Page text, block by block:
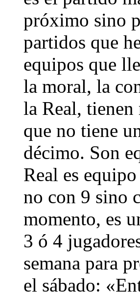
próximo sino
partidos que
equipos que
la moral, la
la Real,
que no tiene
décimo. Son
Real es
no con 9 sino
momento, es
3 ó 4
semana para
el sábado: